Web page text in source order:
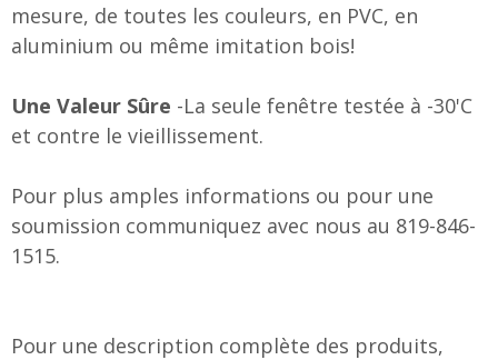
mesure, de toutes les couleurs, en PVC, en
aluminium ou même imitation bois!
Une Valeur Sûre -La seule fenêtre testée à -30'C
et contre le vieillissement.
Pour plus amples informations ou pour une
soumission communiquez avec nous au 819-846-
1515.
Pour une description complète des produits,